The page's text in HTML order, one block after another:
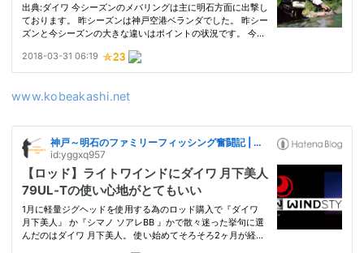
www.kobeakashi.net